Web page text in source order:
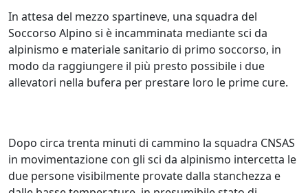
In attesa del mezzo spartineve, una squadra del
Soccorso Alpino si è incamminata mediante sci da
alpinismo e materiale sanitario di primo soccorso, in
modo da raggiungere il più presto possibile i due
allevatori nella bufera per prestare loro le prime cure.
Dopo circa trenta minuti di cammino la squadra CNSAS
in movimentazione con gli sci da alpinismo intercetta le
due persone visibilmente provate dalla stanchezza e